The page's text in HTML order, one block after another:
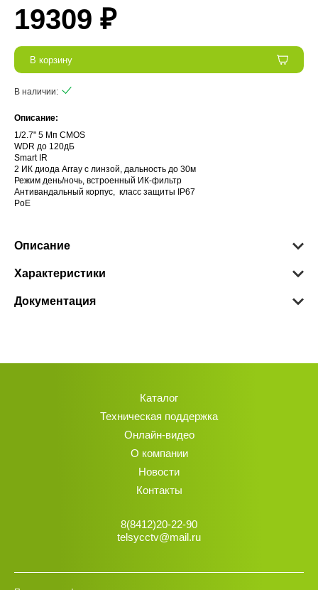
19309 ₽
В корзину
В наличии:
Описание:
1/2.7" 5 Мп CMOS
WDR до 120дБ
Smart IR
2 ИК диода Array с линзой, дальность до 30м
Режим день/ночь, встроенный ИК-фильтр
Антивандальный корпус, класс защиты IР67
PoE
Описание
Характеристики
Документация
Каталог
Техническая поддержка
Онлайн-видео
О компании
Новости
Контакты
8(8412)20-22-90
telsycctv@mail.ru